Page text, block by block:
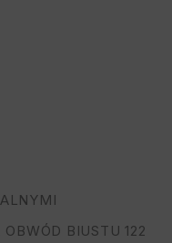
BIUSTU 122